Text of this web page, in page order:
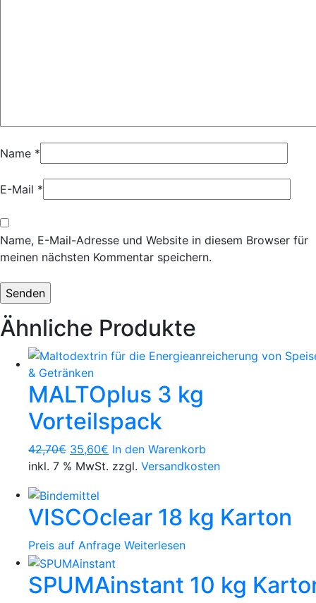
Name *
E-Mail *
Name, E-Mail-Adresse und Website in diesem Browser für
meinen nächsten Kommentar speichern.
Ähnliche Produkte
MALTOplus 3 kg
Vorteilspack
42,70€ Ursprünglicher
Preis
42,70€
35,60€ Aktueller
Preis
In den Warenkorb
inkl. 7 % MwSt. zzgl. Versandkosten
VISCOclear 18 kg Karton
Preis auf Anfrage Weiterlesen
SPUMAinstant 10 kg